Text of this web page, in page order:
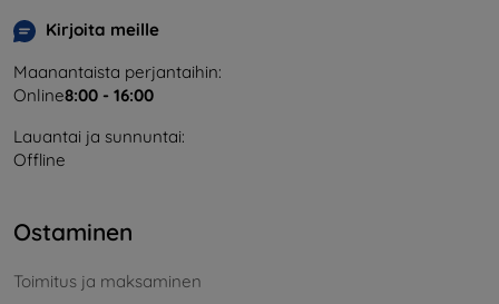
Kirjoita meille
Maanantaista perjantaihin:
Online8:00 - 16:00
Lauantai ja sunnuntai:
Offline
Ostaminen
Toimitus ja maksaminen